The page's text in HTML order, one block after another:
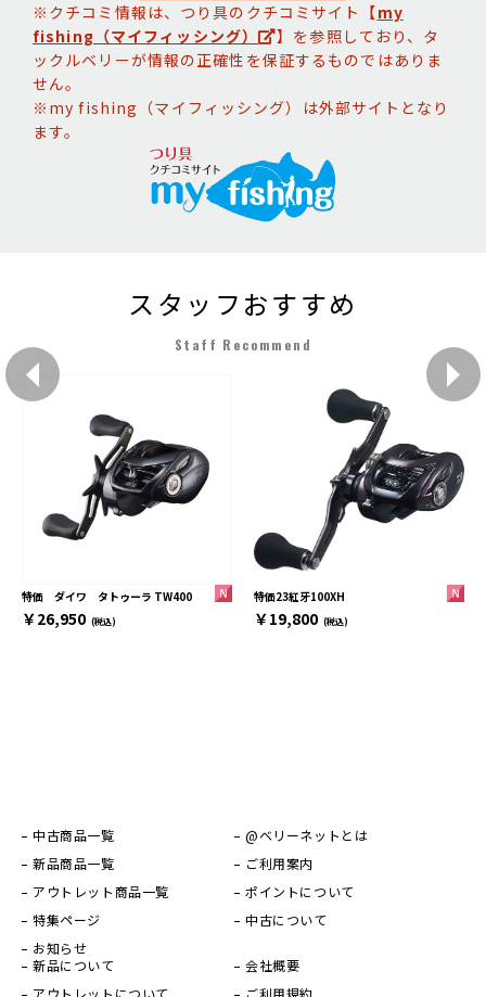
※クチコミ情報は、つり具のクチコミサイト【my
fishing（マイフィッシング）
】を参照しており、タ
ックルベリーが情報の正確性を保証するものではありま
せん。
※my fishing（マイフィッシング）は外部サイトとなり
ます。
スタッフおすすめ
Staff Recommend
特価 ダイワ タトゥーラ TW400
￥26,950 (税込)
特価23紅牙100XH
￥19,800 (税込)
中古商品一覧
新品商品一覧
アウトレット商品一覧
特集ページ
お知らせ
@ベリーネットとは
ご利用案内
ポイントについて
中古について
新品について
会社概要